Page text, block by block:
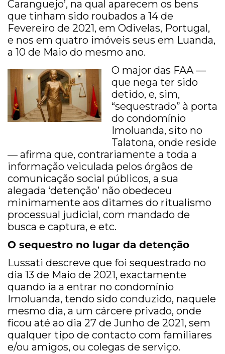
Caranguejo’, na qual aparecem os bens
que tinham sido roubados a 14 de
Fevereiro de 2021, em Odivelas, Portugal,
e nos em quatro imóveis seus em Luanda,
a 10 de Maio do mesmo ano.
O major das FAA —
que nega ter sido
detido, e, sim,
“sequestrado” à porta
do condomínio
Imoluanda, sito no
Talatona, onde reside
— afirma que, contrariamente a toda a
informação veiculada pelos órgãos de
comunicação social públicos, a sua
alegada ‘detenção’ não obedeceu
minimamente aos ditames do ritualismo
processual judicial, com mandado de
busca e captura, e etc.
O sequestro no lugar da detenção
Lussati descreve que foi sequestrado no
dia 13 de Maio de 2021, exactamente
quando ia a entrar no condomínio
Imoluanda, tendo sido conduzido, naquele
mesmo dia, a um cárcere privado, onde
ficou até ao dia 27 de Junho de 2021, sem
qualquer tipo de contacto com familiares
e/ou amigos, ou colegas de serviço.